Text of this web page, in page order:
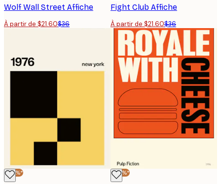
Wolf Wall Street Affiche
À partir de $21.60$36
Fight Club Affiche
À partir de $21.60$36
-40%* -40%*